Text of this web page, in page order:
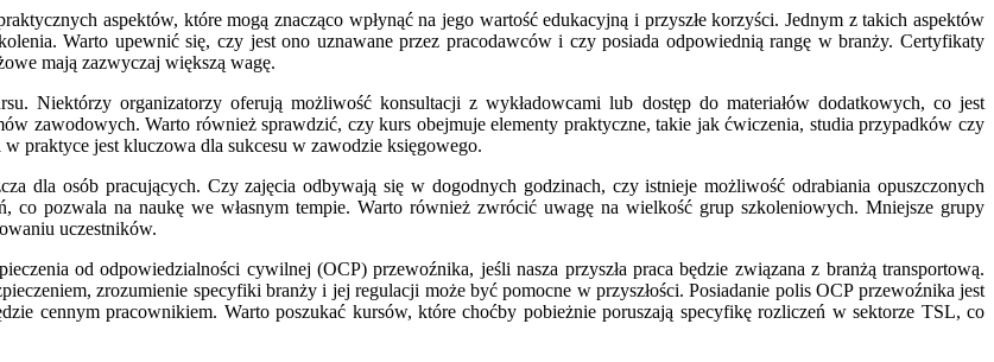
aspektów, które mogą znacząco wpłynąć na jego wartość edukacyjną i przyszłe korzyści. Jednym z takich aspektów
Warto upewnić się, czy jest ono uznawane przez pracodawców i czy posiada odpowiednią rangę w branży. Certyfikaty
mają zazwyczaj większą wagę.
Niektórzy organizatorzy oferują możliwość konsultacji z wykładowcami lub dostęp do materiałów dodatkowych, co jest
zawodowych. Warto również sprawdzić, czy kurs obejmuje elementy praktyczne, takie jak ćwiczenia, studia przypadków czy
praktyce jest kluczowa dla sukcesu w zawodzie księgowego.
dla osób pracujących. Czy zajęcia odbywają się w dogodnych godzinach, czy istnieje możliwość odrabiania opuszczonych
co pozwala na naukę we własnym tempie. Warto również zwrócić uwagę na wielkość grup szkoleniowych. Mniejsze grupy
uczestników.
od odpowiedzialności cywilnej (OCP) przewoźnika, jeśli nasza przyszła praca będzie związana z branżą transportową.
zrozumienie specyfiki branży i jej regulacji może być pomocne w przyszłości. Posiadanie polis OCP przewoźnika jest
cennym pracownikiem. Warto poszukać kursów, które choćby pobieżnie poruszają specyfikę rozliczeń w sektorze TSL, co